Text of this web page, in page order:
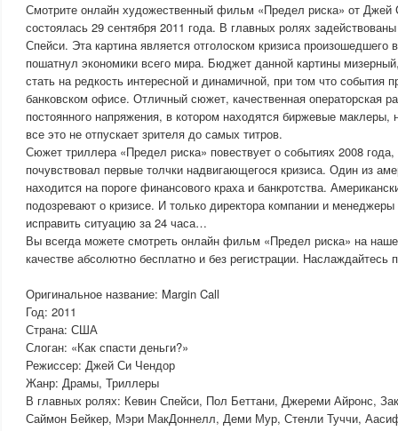
Смотрите онлайн художественный фильм «Предел риска» от
состоялась 29 сентября 2011 года. В главных ролях
Спейси. Эта картина является отголоском кризиса произошедшего
пошатнул экономики всего мира. Бюджет данной картины
стать на редкость интересной и динамичной, при том что события
банковском офисе. Отличный сюжет, качественная операторская
постоянного напряжения, в котором находятся биржевые
все это не отпускает зрителя до самых титров.
Сюжет триллера «Предел риска» повествует о событиях 2008
почувствовал первые толчки надвигающегося кризиса. Один из
находится на пороге финансового краха и банкротства.
подозревают о кризисе. И только директора компании и
исправить ситуацию за 24 часа…
Вы всегда можете смотреть онлайн фильм «Предел риска» на
качестве абсолютно бесплатно и без регистрации. Наслаждайтесь
Оригинальное название: Margin Call
Год: 2011
Страна: США
Слоган: «Как спасти деньги?»
Режиссер: Джей Си Чендор
Жанр: Драмы, Триллеры
В главных ролях: Кевин Спейси, Пол Беттани, Джереми Айронс,
Саймон Бейкер, Мэри МакДоннелл, Деми Мур, Стенли Туччи,